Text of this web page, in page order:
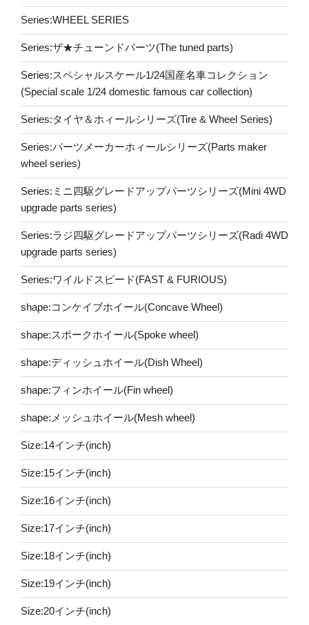
Series:WHEEL SERIES
Series:ザ★チューンドパーツ(The tuned parts)
Series:スペシャルスケール1/24国産名車コレクション
(Special scale 1/24 domestic famous car collection)
Series:タイヤ＆ホィールシリーズ(Tire & Wheel Series)
Series:パーツメーカーホィールシリーズ(Parts maker
wheel series)
Series:ミニ四駆グレードアップパーツシリーズ(Mini 4WD
upgrade parts series)
Series:ラジ四駆グレードアップパーツシリーズ(Radi 4WD
upgrade parts series)
Series:ワイルドスピード(FAST & FURIOUS)
shape:コンケイブホイール(Concave Wheel)
shape:スポークホイール(Spoke wheel)
shape:ディッシュホイール(Dish Wheel)
shape:フィンホイール(Fin wheel)
shape:メッシュホイール(Mesh wheel)
Size:14インチ(inch)
Size:15インチ(inch)
Size:16インチ(inch)
Size:17インチ(inch)
Size:18インチ(inch)
Size:19インチ(inch)
Size:20インチ(inch)